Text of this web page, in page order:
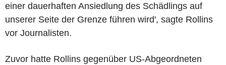
einer dauerhaften Ansiedlung des Schädlings auf
unserer Seite der Grenze führen wird', sagte Rollins
vor Journalisten.
Zuvor hatte Rollins gegenüber US-Abgeordneten